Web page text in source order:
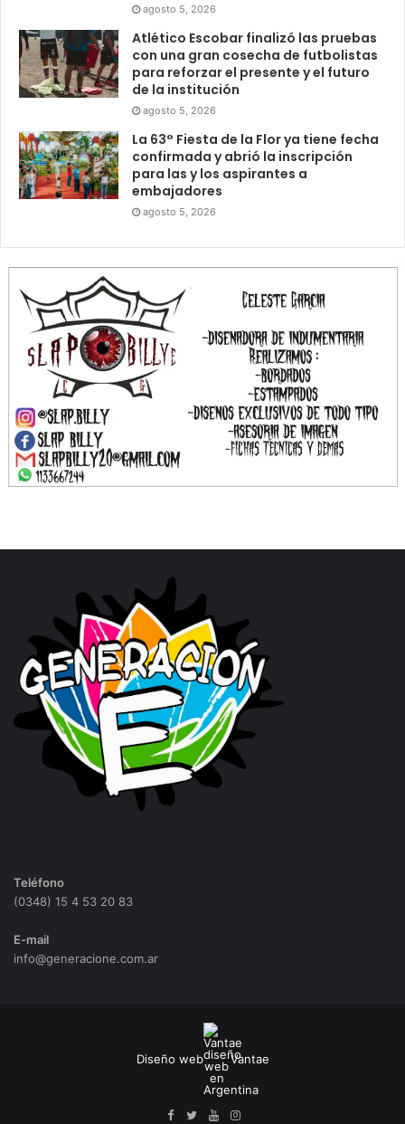
agosto 5, 2026
Atlético Escobar finalizó las pruebas
con una gran cosecha de futbolistas
para reforzar el presente y el futuro
de la institución
agosto 5, 2026
La 63° Fiesta de la Flor ya tiene fecha
confirmada y abrió la inscripción
para las y los aspirantes a
embajadores
agosto 5, 2026
Teléfono
(0348) 15 4 53 20 83
E-mail
info@generacione.com.ar
Diseño web Vantae